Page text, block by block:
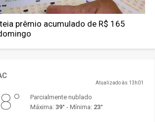
prêmio acumulado de R$ 165
Atualizado às 13h01
Parcialmente nublado
Máxima: 39° - Mínima: 23°